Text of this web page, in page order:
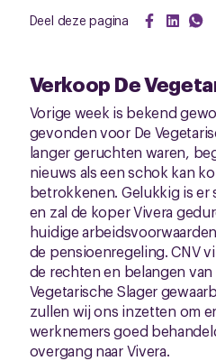
Deel deze pagina
Verkoop De
Vorige week is bekend
gevonden voor De
langer geruchten waren,
nieuws als een schok kan
betrokkenen. Gelukkig is er
en zal de koper Vivera
huidige
de pensioenregeling. CNV
de rechten en belangen
Vegetarische Slager
zullen wij ons inzetten om
werknemers goed
overgang naar Vivera.